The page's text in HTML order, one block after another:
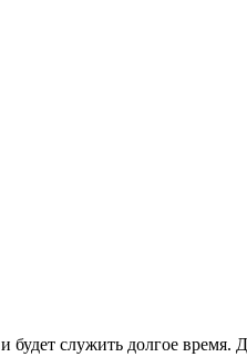
служить долгое